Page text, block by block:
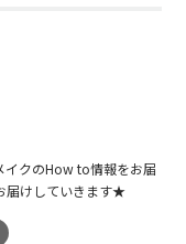
イクのHow to情報をお届
届けしていきます★